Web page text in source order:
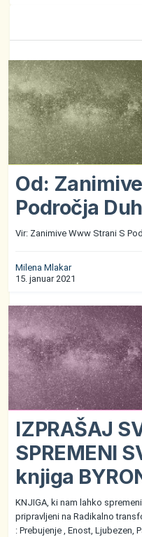
Od:
Področja
Vir: Zanimive Www Strani S
Milena Mlakar
15. januar 2021
IZPRAŠAJ
SPREMENI
knjiga
KNJIGA, ki nam lahko
pripravljeni na Radikalno
: Prebujenje , Enost, Ljubezen,